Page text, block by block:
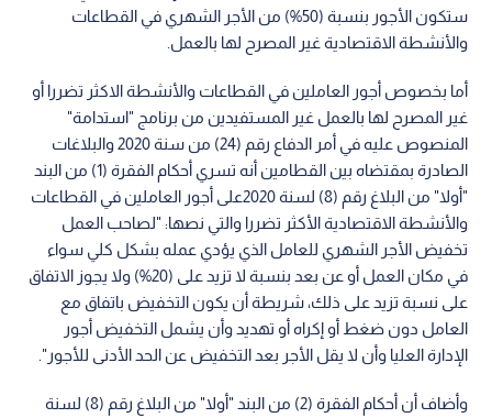
ستكون الأجور بنسبة (50%) من الأجر الشهري في القطاعات
والأنشطة الاقتصادية غير المصرح لها بالعمل.
أما بخصوص أجور العاملين في القطاعات والأنشطة الاكثر تضررا أو
غير المصرح لها بالعمل غير المستفيدين من برنامج "استدامة"
المنصوص عليه في أمر الدفاع رقم (24) من سنة 2020 والبلاغات
الصادرة بمقتضاه بين القطامين أنه تسري أحكام الفقرة (1) من البند
"أولا" من البلاغ رقم (8) لسنة 2020على أجور العاملين في القطاعات
والأنشطة الاقتصادية الأكثر تضررا والتي نصها: "لصاحب العمل
تخفيض الأجر الشهري للعامل الذي يؤدي عمله بشكل كلي سواء
في مكان العمل أو عن بعد بنسبة لا تزيد على (20%) ولا يجوز الاتفاق
على نسبة تزيد على ذلك، شريطة أن يكون التخفيض باتفاق مع
العامل دون ضغط أو إكراه أو تهديد وأن يشمل التخفيض أجور
الإدارة العليا وأن لا يقل الأجر بعد التخفيض عن الحد الأدنى للأجور".
وأضاف أن أحكام الفقرة (2) من البند "أولا" من البلاغ رقم (8) لسنة